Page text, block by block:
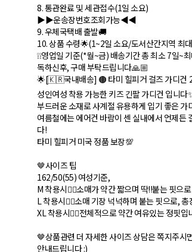
8. 통관완료 및 세관접수(1일 소요)
▶️▶️운송장번호조회가능◀️◀️
9. 우체국택배 출발🚚
10. 상품 수령🌟(1~2일 소요/도서산간지역 최
❕❕영업일 기준(*월~금) 배송기간 총 최소 7일
독하신후, 구매 부탁드립니다🙏🏼
🌟[🇰🇷국내배송] 🟤 타미 힐피거 걸즈 가디건
성인여성 착용 가능한 키즈 긴팔 가디건 입니다
부드러운 소재로 사계절 유용하게 입기 좋은 가
여름철에는 에어컨 바람이 센 실내에서 언제든
다!
타미 힐피거 미국 정품 보장💯
🤎사이즈 팁
162/50(55) 여성기준,
M 착용시👉🏽소매가 약간 짧으며 딱!!붙는 핏으
L 착용시👉🏽소매 기장 넉넉하며 붙는 핏으로,
XL 착용시👉🏽전체적으로 약간 여유있는 정핏입
🤎상품관련 더 자세한 사이즈 상담은 쪽지주시
안내드립니다 :)